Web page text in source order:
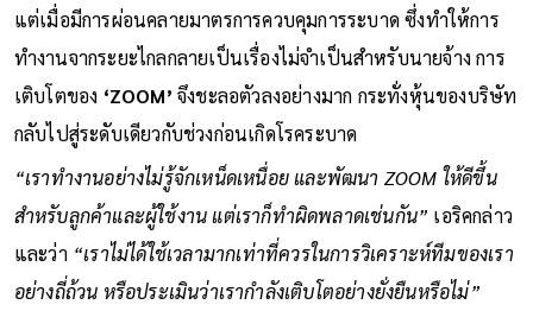
แต่เมื่อมีการผ่อนคลายมาตรการควบคุมการระบาด ซึ่งทำให้การ
ทำงานจากระยะไกลกลายเป็นเรื่องไม่จำเป็นสำหรับนายจ้าง การ
เติบโตของ ‘ZOOM’ จึงชะลอตัวลงอย่างมาก กระทั่งหุ้นของบริษัท
กลับไปสู่ระดับเดียวกับช่วงก่อนเกิดโรคระบาด
“เราทำงานอย่างไม่รู้จักเหน็ดเหนื่อย และพัฒนา ZOOM ให้ดีขึ้น
สำหรับลูกค้าและผู้ใช้งาน แต่เราก็ทำผิดพลาดเช่นกัน” เอริคกล่าว
และว่า “เราไม่ได้ใช้เวลามากเท่าที่ควรในการวิเคราะห์ทีมของเรา
อย่างถี่ถ้วน หรือประเมินว่าเรากำลังเติบโตอย่างยั่งยืนหรือไม่”